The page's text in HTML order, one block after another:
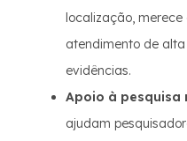
localização,
atendimento de
evidências.
Apoio à pesquisa
ajudam